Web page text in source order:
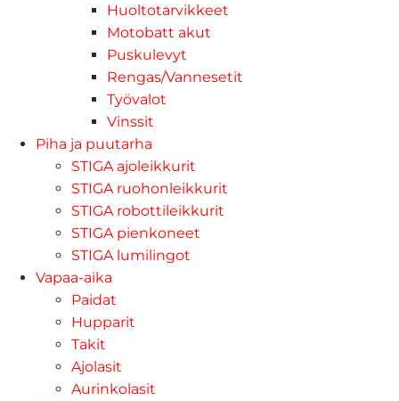
Huoltotarvikkeet
Motobatt akut
Puskulevyt
Rengas/Vannesetit
Työvalot
Vinssit
Piha ja puutarha
STIGA ajoleikkurit
STIGA ruohonleikkurit
STIGA robottileikkurit
STIGA pienkoneet
STIGA lumilingot
Vapaa-aika
Paidat
Hupparit
Takit
Ajolasit
Aurinkolasit